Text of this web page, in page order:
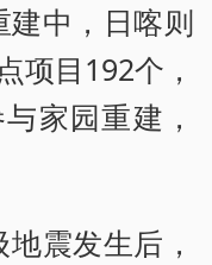
建中，日喀则
项目192个，
家园重建，
震发生后，